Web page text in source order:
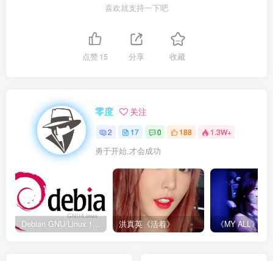
喜欢就支持一下吧
点赞15 分享 收藏
零度 关注
2 17 0 188 1.3W+
勇于开始,才会成功
Debian GNU/Linux 12 (Bookworm) 防火墙管理工具 nftables使用 洪真英《活着》